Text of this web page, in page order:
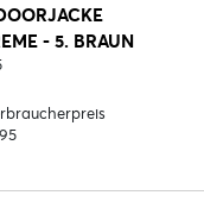
- 5. BRAUN